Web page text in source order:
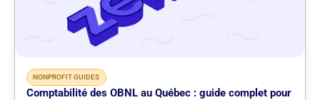
NONPROFIT GUIDES
Comptabilité des OBNL au Québec : guide complet pour